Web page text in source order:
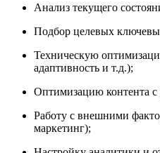
Анализ текущего
Подбор целевых
Техническую
адаптивность и т.д.);
Оптимизацию контента с
Работу с внешними
маркетинг);